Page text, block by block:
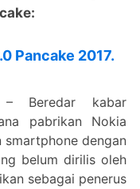
Pancake 2017.
– Beredar kabar
pabrikan Nokia
smartphone dengan
belum dirilis oleh
sebagai penerus